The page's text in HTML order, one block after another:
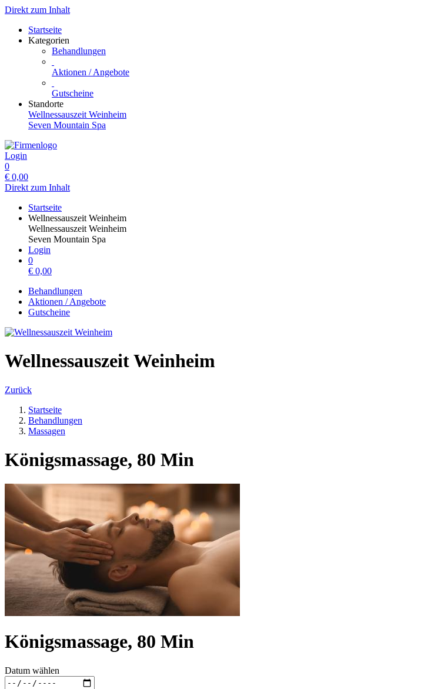
Direkt zum Inhalt
Startseite
Kategorien
Behandlungen
Aktionen / Angebote
Gutscheine
Standorte
Wellnessauszeit Weinheim
Seven Mountain Spa
Login
0
€ 0,00
Direkt zum Inhalt
Startseite
Wellnessauszeit Weinheim
Wellnessauszeit Weinheim
Seven Mountain Spa
Login
0
€ 0,00
Behandlungen
Aktionen / Angebote
Gutscheine
Wellnessauszeit Weinheim
Zurück
Startseite
Behandlungen
Massagen
Königsmassage, 80 Min
Königsmassage, 80 Min
Datum wählen